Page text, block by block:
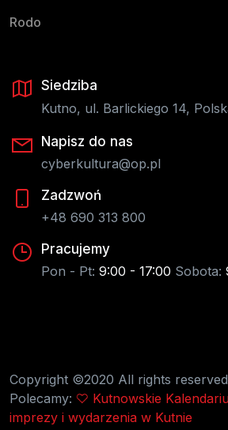
Rodo
Siedziba
Kutno, ul. Barlickiego 14,
Napisz do nas
cyberkultura@op.pl
Zadzwoń
+48 690 313 800
Pracujemy
Pon - Pt: 9:00 - 17:00 Sobota:
Copyright ©2020 All rights reserved
Polecamy:
Kutnowskie
imprezy i wydarzenia w Kutnie